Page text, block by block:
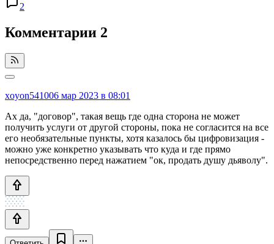
2
Комментарии 2
xoyon541006 мар 2023 в 08:01
Ах да, "договор", такая вещь где одна сторона не может
получить услуги от другой стороны, пока не согласится на все
его необязательные пункты, хотя казалось бы цифровизация -
можно уже конкретно указывать что куда и где прямо
непосредственно перед нажатием "ок, продать душу дьяволу".